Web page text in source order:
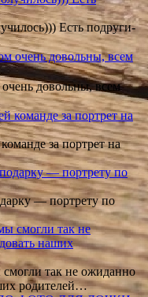
Есть подруги-
довольны, всем
за портрет на
— портрету по
так не ожиданно
родителей…